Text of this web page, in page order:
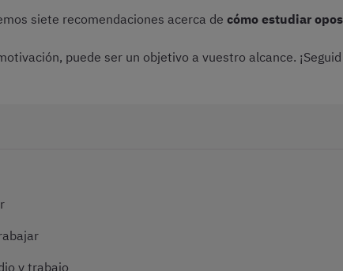
siete recomendaciones acerca de cómo estudiar
puede ser un objetivo a vuestro alcance.
y trabajo